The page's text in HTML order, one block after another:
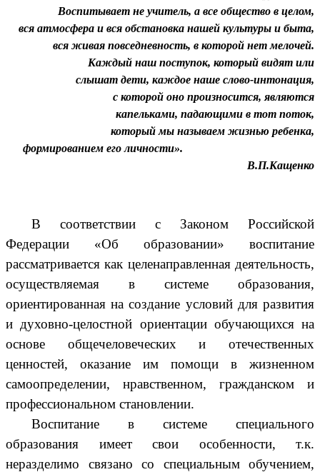
Воспитывает не учитель, а все общество в целом,
вся атмосфера и вся обстановка нашей культуры и быта,
вся живая повседневность, в которой нет мелочей.
Каждый наш поступок, который видят или
слышат дети, каждое наше слово-интонация,
с которой оно произносится, являются
капельками, падающими в тот поток,
который мы называем жизнью ребенка,
формированием его личности».
В.П.Кащенко
В соответствии с Законом Российской
Федерации «Об образовании» воспитание
рассматривается как целенаправленная деятельность,
осуществляемая в системе образования,
ориентированная на создание условий для развития
и духовно-целостной ориентации обучающихся на
основе общечеловеческих и отечественных
ценностей, оказание им помощи в жизненном
самоопределении, нравственном, гражданском и
профессиональном становлении.
Воспитание в системе специального
образования имеет свои особенности, т.к.
неразделимо связано со специальным обучением,